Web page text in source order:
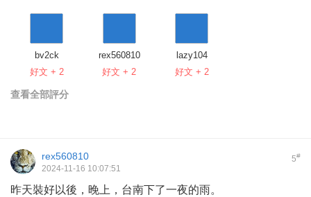
bv2ck
好文 + 2
rex560810
好文 + 2
lazy104
好文 + 2
查看全部評分
5#
rex560810
2024-11-16 10:07:51
昨天裝好以後，晚上，台南下了一夜的雨。